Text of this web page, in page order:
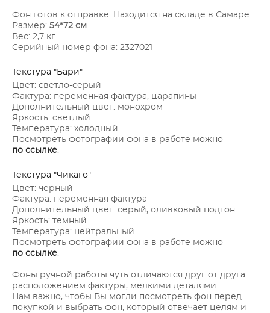
Фон готов к отправке. Находится на складе в Самаре.
Размер: 54*72 см
Вес: 2,7 кг
Серийный номер фона: 2327021
Текстура "Бари"
Цвет: светло-серый
Фактура: переменная фактура, царапины
Дополнительный цвет: монохром
Яркость: светлый
Температура: холодный
Посмотреть фотографии фона в работе можно
по ссылке.
Текстура "Чикаго"
Цвет: черный
Фактура: переменная фактура
Дополнительный цвет: серый, оливковый подтон
Яркость: темный
Температура: нейтральный
Посмотреть фотографии фона в работе можно
по ссылке.
Фоны ручной работы чуть отличаются друг от друга
расположением фактуры, мелкими деталями.
Нам важно, чтобы Вы могли посмотреть фон перед
покупкой и выбрать фон, который отвечает целям и